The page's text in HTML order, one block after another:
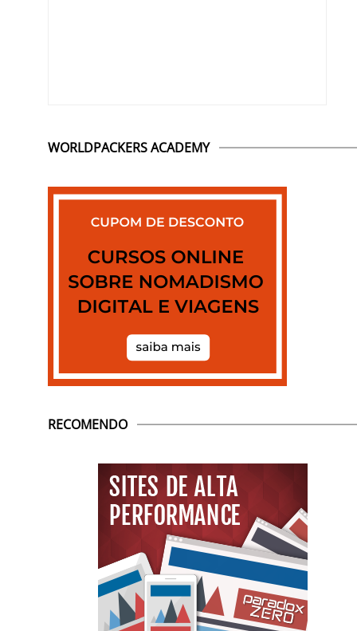
WORLDPACKERS ACADEMY
RECOMENDO